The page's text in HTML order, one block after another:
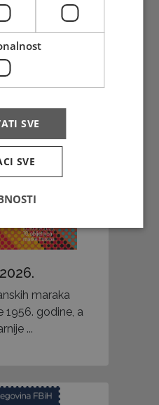
70.
EUROPA
maraka
1956. godine, a
maraka
1956. godine, a
...
SVE
SVE